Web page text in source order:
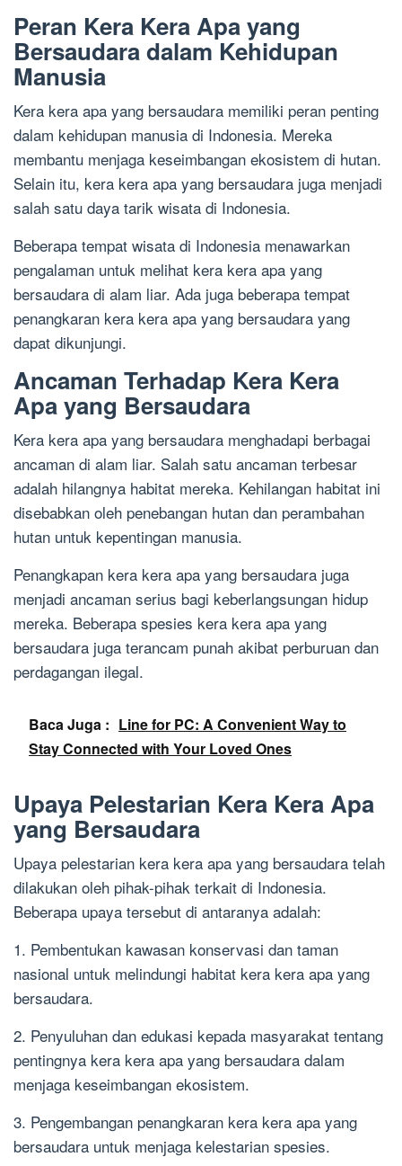
Peran Kera Kera Apa yang
Bersaudara dalam Kehidupan
Manusia
Kera kera apa yang bersaudara memiliki peran penting
dalam kehidupan manusia di Indonesia. Mereka
membantu menjaga keseimbangan ekosistem di hutan.
Selain itu, kera kera apa yang bersaudara juga menjadi
salah satu daya tarik wisata di Indonesia.
Beberapa tempat wisata di Indonesia menawarkan
pengalaman untuk melihat kera kera apa yang
bersaudara di alam liar. Ada juga beberapa tempat
penangkaran kera kera apa yang bersaudara yang
dapat dikunjungi.
Ancaman Terhadap Kera Kera
Apa yang Bersaudara
Kera kera apa yang bersaudara menghadapi berbagai
ancaman di alam liar. Salah satu ancaman terbesar
adalah hilangnya habitat mereka. Kehilangan habitat ini
disebabkan oleh penebangan hutan dan perambahan
hutan untuk kepentingan manusia.
Penangkapan kera kera apa yang bersaudara juga
menjadi ancaman serius bagi keberlangsungan hidup
mereka. Beberapa spesies kera kera apa yang
bersaudara juga terancam punah akibat perburuan dan
perdagangan ilegal.
Baca Juga : Line for PC: A Convenient Way to
Stay Connected with Your Loved Ones
Upaya Pelestarian Kera Kera Apa
yang Bersaudara
Upaya pelestarian kera kera apa yang bersaudara telah
dilakukan oleh pihak-pihak terkait di Indonesia.
Beberapa upaya tersebut di antaranya adalah:
1. Pembentukan kawasan konservasi dan taman
nasional untuk melindungi habitat kera kera apa yang
bersaudara.
2. Penyuluhan dan edukasi kepada masyarakat tentang
pentingnya kera kera apa yang bersaudara dalam
menjaga keseimbangan ekosistem.
3. Pengembangan penangkaran kera kera apa yang
bersaudara untuk menjaga kelestarian spesies.